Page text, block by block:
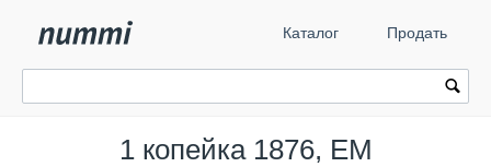
Каталог Продать
1 копейка 1876, ЕМ